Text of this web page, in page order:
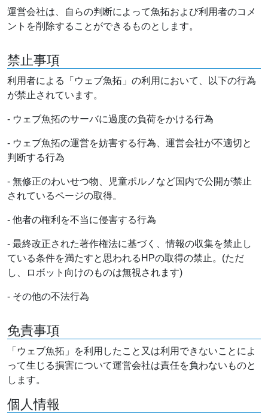
運営会社は、自らの判断によって魚拓および利用者のコメ
ントを削除することができるものとします。
禁止事項
利用者による「ウェブ魚拓」の利用において、以下の行為
が禁止されています。
- ウェブ魚拓のサーバに過度の負荷をかける行為
- ウェブ魚拓の運営を妨害する行為、運営会社が不適切と
判断する行為
- 無修正のわいせつ物、児童ポルノなど国内で公開が禁止
されているページの取得。
- 他者の権利を不当に侵害する行為
- 最終改正された著作権法に基づく、情報の収集を禁止し
ている条件を満たすと思われるHPの取得の禁止。(ただ
し、ロボット向けのものは無視されます)
- その他の不法行為
免責事項
「ウェブ魚拓」を利用したこと又は利用できないことによ
って生じる損害について運営会社は責任を負わないものと
します。
個人情報